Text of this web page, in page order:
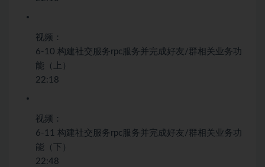
视频：
6-10 构建社交服务rpc服务并完成好友/群相关业务功
能（上）
22:18
视频：
6-11 构建社交服务rpc服务并完成好友/群相关业务功
能（下）
22:48